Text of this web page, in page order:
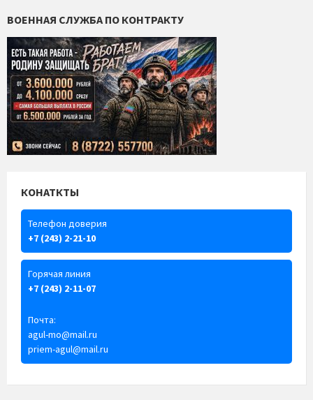
ВОЕННАЯ СЛУЖБА ПО КОНТРАКТУ
КОНАТКТЫ
Телефон доверия
+7 (243) 2-21-10
Горячая линия
+7 (243) 2-11-07
Почта:
agul-mo@mail.ru
priem-agul@mail.ru